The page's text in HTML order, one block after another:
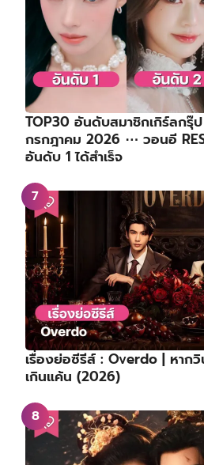
TOP30 อันดับสมาชิกเกิร์ลกรุ๊
กรกฎาคม 2026 ⋯ วอนอี
อันดับ 1 ได้สำเร็จ
เรื่องย่อซีรีส์ : Overdo | หาก
เกินแค้น (2026)